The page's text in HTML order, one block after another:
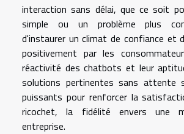
interaction sans délai, que ce soit
simple ou un problème plus
d'instaurer un climat de confiance et
positivement par les
réactivité des chatbots et leur
solutions pertinentes sans attente
puissants pour renforcer la
ricochet, la fidélité envers une
entreprise.